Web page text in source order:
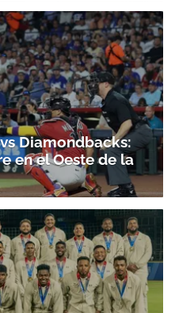
Diamondbacks:
en el Oeste de la